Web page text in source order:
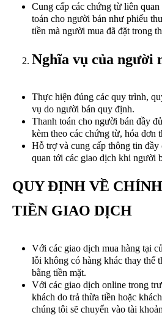
Cung cấp các chứng từ liên
toán cho người bán như phiếu
tiền mà người mua đã đặt trong
Nghĩa vụ của người
Thực hiện đúng các quy trình,
vụ do người bán quy định.
Thanh toán cho người bán đầy
kèm theo các chứng từ, hóa đơn
Hỗ trợ và cung cấp thông tin
quan tới các giao dịch khi người
QUY ĐỊNH VỀ
TIỀN GIAO DỊCH
Với các giao dịch mua hàng tại
lỗi không có hàng khác thay thế
bằng tiền mặt.
Với các giao dịch online trong
khách do trả thừa tiền hoặc
chúng tôi sẽ chuyển vào tài